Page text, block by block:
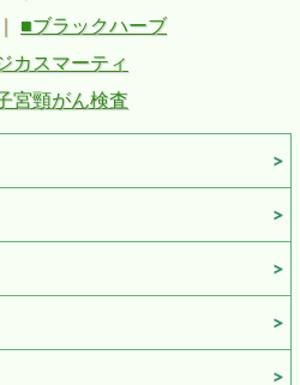
■ブラックハーブ
カスマーティ
宮頸がん検査